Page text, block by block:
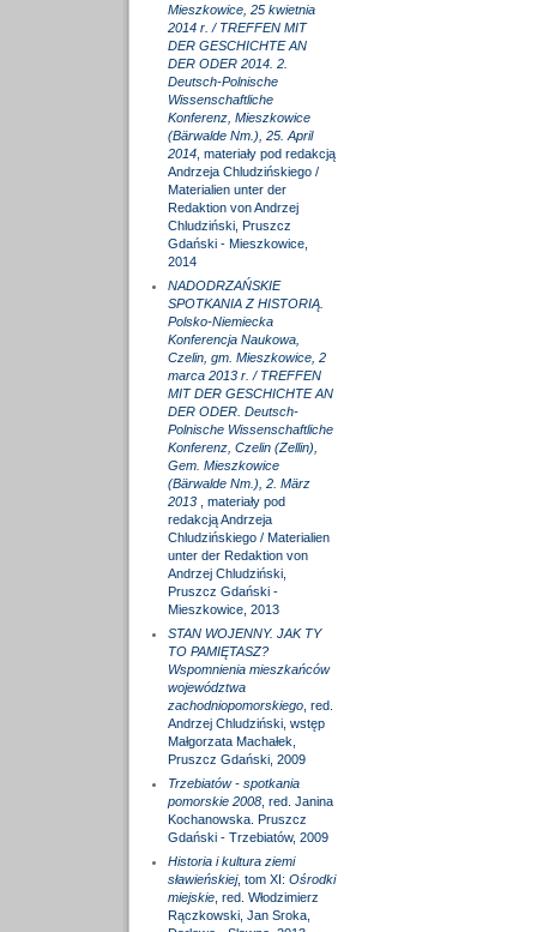
Mieszkowice, 25 kwietnia
2014 r. / TREFFEN MIT
DER GESCHICHTE AN
DER ODER 2014. 2.
Deutsch-Polnische
Wissenschaftliche
Konferenz, Mieszkowice
(Bärwalde Nm.), 25. April
2014, materiały pod redakcją
Andrzeja Chludzińskiego /
Materialien unter der
Redaktion von Andrzej
Chludziński, Pruszcz
Gdański - Mieszkowice,
2014
NADODRZAŃSKIE
SPOTKANIA Z HISTORIĄ.
Polsko-Niemiecka
Konferencja Naukowa,
Czelin, gm. Mieszkowice, 2
marca 2013 r. / TREFFEN
MIT DER GESCHICHTE AN
DER ODER. Deutsch-
Polnische Wissenschaftliche
Konferenz, Czelin (Zellin),
Gem. Mieszkowice
(Bärwalde Nm.), 2. März
2013
, materiały pod
redakcją Andrzeja
Chludzińskiego / Materialien
unter der Redaktion von
Andrzej Chludziński,
Pruszcz Gdański -
Mieszkowice, 2013
STAN WOJENNY. JAK TY
TO PAMIĘTASZ?
Wspomnienia mieszkańców
województwa
zachodniopomorskiego, red.
Andrzej Chludziński, wstęp
Małgorzata Machałek,
Pruszcz Gdański, 2009
Trzebiatów - spotkania
pomorskie 2008, red. Janina
Kochanowska. Pruszcz
Gdański - Trzebiatów, 2009
Historia i kultura ziemi
sławieńskiej, tom XI: Ośrodki
miejskie, red. Włodzimierz
Rączkowski, Jan Sroka,